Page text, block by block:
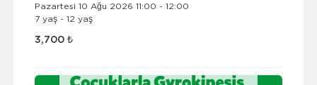
Pazartesi 10 Ağu 2026 11:00 - 12:00
7 yaş - 12 yaş
3,700 ₺